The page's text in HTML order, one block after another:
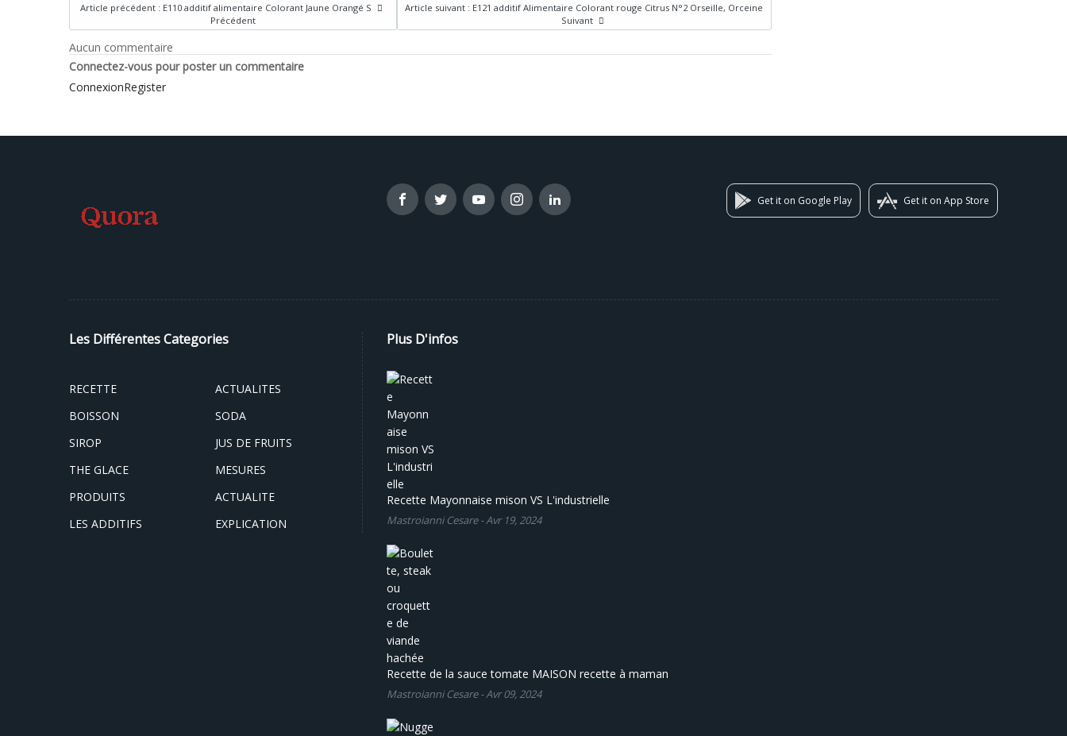
Article précédent : E110 additif alimentaire Colorant Jaune Orangé S
Précédent
Article suivant : E121 additif Alimentaire Colorant rouge Citrus N°2 Orseille, Orceine
Suivant
Aucun commentaire
Connectez-vous pour poster un commentaire
ConnexionRegister
Get it on Google Play Get it on App Store
Les Différentes Categories
RECETTE
ACTUALITES
BOISSON
SODA
SIROP
JUS DE FRUITS
THE GLACE
MESURES
PRODUITS
ACTUALITE
LES ADDITIFS
EXPLICATION
Plus D'infos
Recette Mayonnaise mison VS L'industrielle
Mastroianni Cesare-Avr 19, 2024
Recette de la sauce tomate MAISON recette à maman
Mastroianni Cesare-Avr 09, 2024